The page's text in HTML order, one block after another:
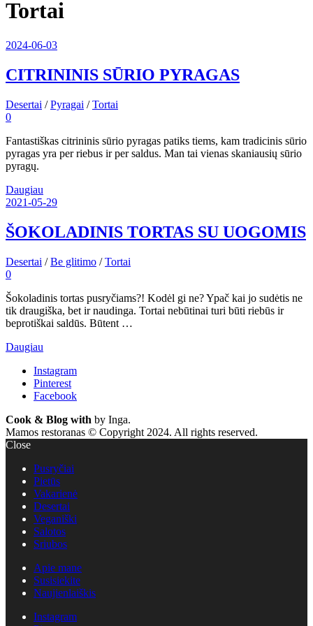
Tortai
2024-06-03
CITRININIS SŪRIO PYRAGAS
Desertai /Pyragai /Tortai
0
Fantastiškas citrininis sūrio pyragas patiks tiems, kam tradicinis sūrio
pyragas yra per riebus ir per saldus. Man tai vienas skaniausių sūrio
pyragų.
Daugiau
2021-05-29
ŠOKOLADINIS TORTAS SU UOGOMIS
Desertai /Be glitimo /Tortai
0
Šokoladinis tortas pusryčiams?! Kodėl gi ne? Ypač kai jo sudėtis ne
tik draugiška, bet ir naudinga. Tortai nebūtinai turi būti riebūs ir
beprotiškai saldūs. Būtent …
Daugiau
Instagram
Pinterest
Facebook
Cook & Blog with by Inga.
Mamos restoranas © Copyright 2024. All rights reserved.
Close
Pusryčiai
Pietūs
Vakarienė
Desertai
Veganiški
Salotos
Sriubos
Apie mane
Susisiekite
Naujienlaiškis
Instagram